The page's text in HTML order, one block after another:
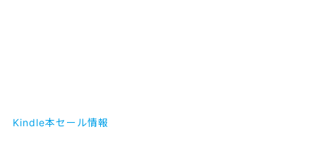
Kindle本セール情報